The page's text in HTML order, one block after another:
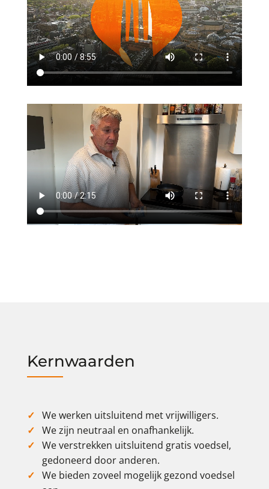
Kernwaarden
We werken uitsluitend met vrijwilligers.
We zijn neutraal en onafhankelijk.
We verstrekken uitsluitend gratis voedsel,
gedoneerd door anderen.
We bieden zoveel mogelijk gezond voedsel